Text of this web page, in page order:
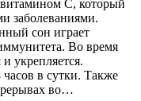
C, который
заболеваниями.
сон играет
Во время
укрепляется.
часов в сутки. Также
во…